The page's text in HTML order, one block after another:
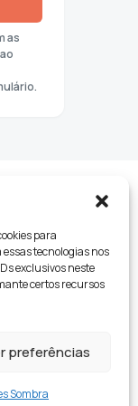
para
tecnologias nos
exclusivos neste
certos recursos
preferências
Sombra
as